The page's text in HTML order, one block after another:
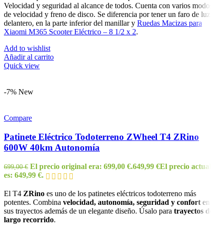
Velocidad y seguridad al alcance de todos. Cuenta con varios modos
de velocidad y freno de disco. Se diferencia por tener un faro de luz
delantero, en la parte inferior del manillar y Ruedas Macizas para
Xiaomi M365 Scooter Eléctrico – 8 1/2 x 2.
Add to wishlist
Añadir al carrito
Quick view
-7% New
Compare
Patinete Eléctrico Todoterreno ZWheel T4 ZRino
600W 40km Autonomía
699,00€ El precio original era: 699,00 €.649,99 €El precio actual
es: 649,99 €.
El T4 ZRino es uno de los patinetes eléctricos todoterreno más
potentes. Combina velocidad, autonomía, seguridad y confort en
sus trayectos además de un elegante diseño. Úsalo para trayectos de
largo recorrido.